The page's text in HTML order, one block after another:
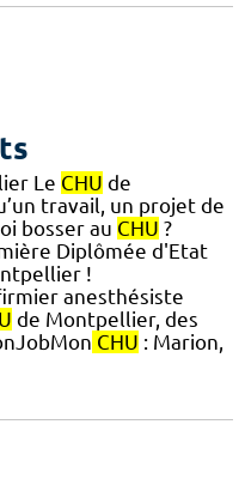
Le CHU de
travail, un projet de
bosser au CHU ?
Diplômée d'Etat
!
anesthésiste
de Montpellier, des
CHU : Marion,